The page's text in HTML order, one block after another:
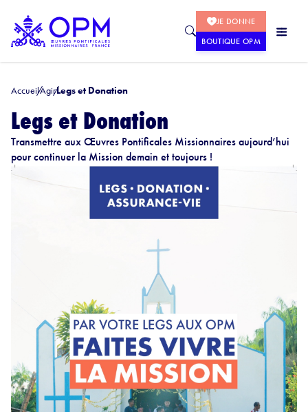
JE DONNE
BOUTIQUE OPM
AccueilAgirLegs et Donation
Legs et Donation
Transmettre aux Œuvres Pontificales Missionnaires aujourd’hui
pour continuer la Mission demain et toujours !